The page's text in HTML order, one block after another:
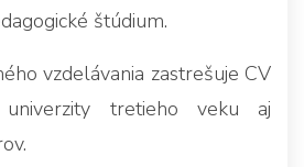
štúdium.
vzdelávania zastrešuje CV
univerzity tretieho veku aj